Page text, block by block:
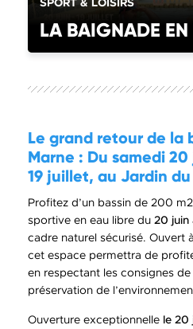
LA BAIGNADE
Le grand retour de la
Marne : Du samedi
19 juillet, au Jardin
Profitez d’un bassin de 200
sportive en eau libre du 20 juin
cadre naturel sécurisé. Ouvert
cet espace permettra de
en respectant les consignes
préservation de
Ouverture exceptionnelle le 20